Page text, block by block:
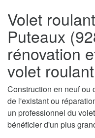
Volet
Puteaux
rénovation
volet roulant
Construction en neuf ou
de l'existant ou
un professionnel du
bénéficier d'un plus